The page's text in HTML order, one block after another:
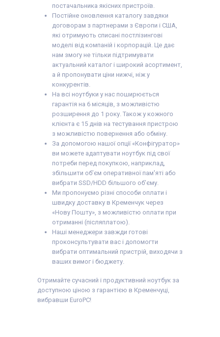
постачальника якісних пристроїв.
Постійне оновлення каталогу завдяки
договорам з партнерами з Європи і США,
які отримують списані постлізингові
моделі від компаній і корпорацій. Це дає
нам змогу не тільки підтримувати
актуальний каталог і широкий асортимент,
а й пропонувати ціни нижчі, ніж у
конкурентів.
На всі ноутбуки у нас поширюється
гарантія на 6 місяців, з можливістю
розширення до 1 року. Також у кожного
клієнта є 15 днів на тестування пристрою
з можливістю повернення або обміну.
За допомогою нашої опції «Конфігуратор»
ви можете адаптувати ноутбук під свої
потреби перед покупкою, наприклад,
збільшити об’єм оперативної пам'яті або
вибрати SSD/HDD більшого об’єму.
Ми пропонуємо різні способи оплати і
швидку доставку в Кременчук через
«Нову Пошту», з можливістю оплати при
отриманні (післяплатою).
Наші менеджери завжди готові
проконсультувати вас і допомогти
вибрати оптимальний пристрій, виходячи з
ваших вимог і бюджету.
Отримайте сучасний і продуктивний ноутбук за
доступною ціною з гарантією в Кременчуці,
вибравши EuroPC!